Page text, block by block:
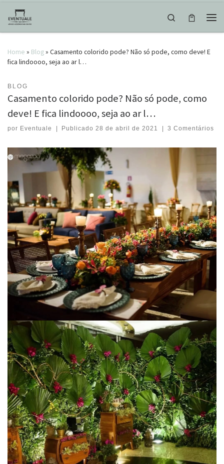
Skip to content
Search
Home » Blog» Casamento colorido pode? Não só pode, como deve! E
fica lindoooo, seja ao ar l…
BLOG
Casamento colorido pode? Não só pode, como
deve! E fica lindoooo, seja ao ar l…
por Eventuale Publicado28 de abril de 2021 3 Comentários